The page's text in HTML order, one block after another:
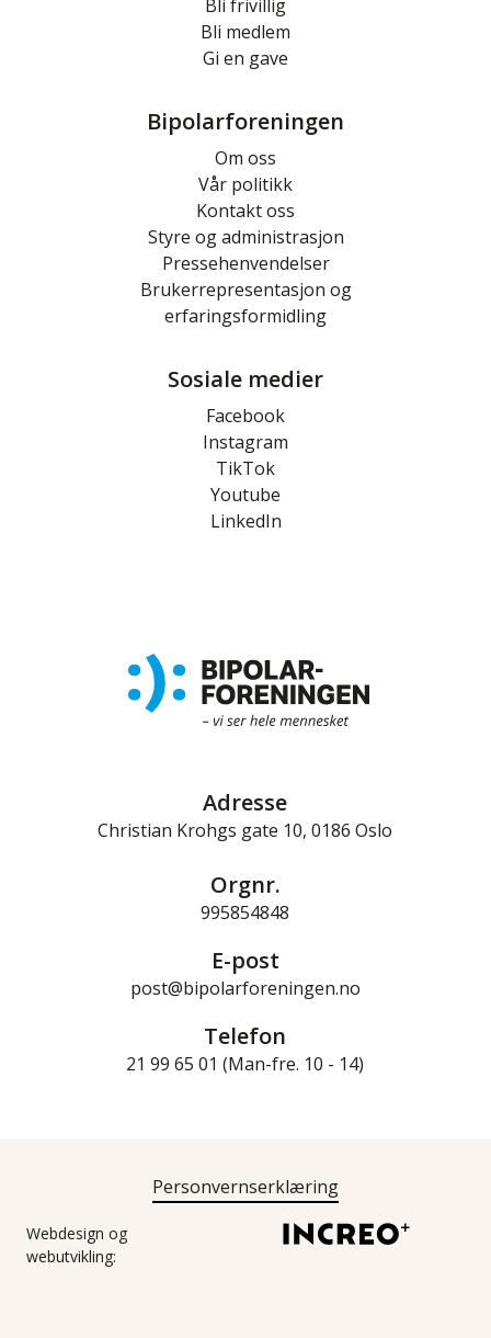
Bli frivillig
Bli medlem
Gi en gave
Bipolarforeningen
Om oss
Vår politikk
Kontakt oss
Styre og administrasjon
Pressehenvendelser
Brukerrepresentasjon og
erfaringsformidling
Sosiale medier
Facebook
Instagram
TikTok
Youtube
LinkedIn
Adresse
Christian Krohgs gate 10, 0186 Oslo
Orgnr.
995854848
E-post
post@bipolarforeningen.no
Telefon
21 99 65 01 (Man-fre. 10 - 14)
Webdesign og
webutvikling:
Personvernserklæring